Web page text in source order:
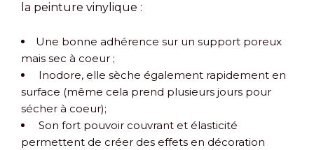
la peinture vinylique :
Une bonne adhérence sur un support poreux
mais sec à coeur ;
Inodore, elle sèche également rapidement en
surface (même cela prend plusieurs jours pour
sécher à coeur);
Son fort pouvoir couvrant et élasticité
permettent de créer des effets en décoration